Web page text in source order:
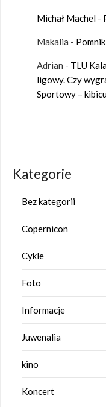
Michał Machel -
Makalia -
Adrian - TLU
ligowy. Czy
Sportowy –
Kategorie
Bez kategorii
Copernicon
Cykle
Foto
Informacje
Juwenalia
kino
Koncert